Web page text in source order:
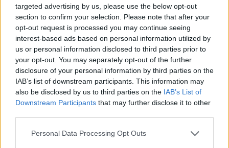
targeted advertising by us, please use the below opt-out
section to confirm your selection. Please note that after your
opt-out request is processed you may continue seeing
interest-based ads based on personal information utilized by
us or personal information disclosed to third parties prior to
your opt-out. You may separately opt-out of the further
disclosure of your personal information by third parties on the
IAB’s list of downstream participants. This information may
also be disclosed by us to third parties on the IAB’s List of
Downstream Participants that may further disclose it to other
Personal Data Processing Opt Outs